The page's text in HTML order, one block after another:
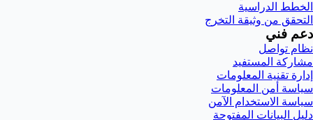
الخطط الدراسية
التحقق من وثيقة التخرج
دعم فني
نظام تواصل
مشاركة المستفيد
إدارة تقنية المعلومات
سياسة أمن المعلومات
سياسة الاستخدام الآمن
دليل البيانات المفتوحة